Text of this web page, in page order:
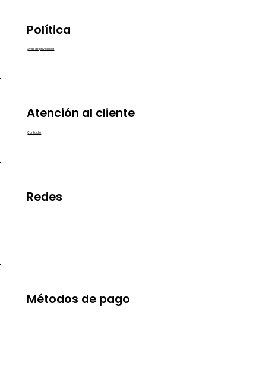
Aviso de privacidad
Política
Redes
Contacto
Atención al cliente
Métodos de pago